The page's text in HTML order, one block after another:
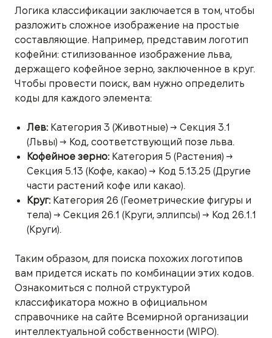
Логика классификации заключается в том, чтобы
разложить сложное изображение на простые
составляющие. Например, представим логотип
кофейни: стилизованное изображение льва,
держащего кофейное зерно, заключенное в круг.
Чтобы провести поиск, вам нужно определить
коды для каждого элемента:
Лев:Категория 3 (Животные) → Секция 3.1
(Львы) → Код, соответствующий позе льва.
Кофейное зерно:Категория 5 (Растения) →
Секция 5.13 (Кофе, какао) → Код 5.13.25 (Другие
части растений кофе или какао).
Круг:Категория 26 (Геометрические фигуры и
тела) → Секция 26.1 (Круги, эллипсы) → Код 26.1.1
(Круги).
Таким образом, для поиска похожих логотипов
вам придется искать по комбинации этих кодов.
Ознакомиться с полной структурой
классификатора можно в официальном
справочнике на сайте Всемирной организации
интеллектуальной собственности (WIPO).